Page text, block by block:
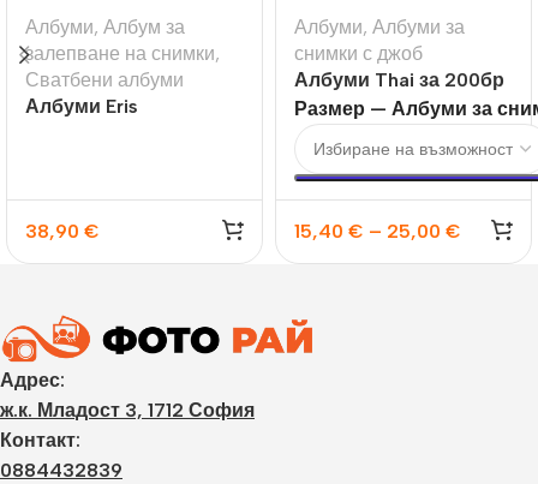
Албуми, Албум за
залепване на снимки,
Сватбени албуми
Албуми Eris
38,90 €
Албуми, Албуми за
снимки с джоб
Албуми Thai за 200бр
10×15 или 13х18
Размер — Албуми за
15,40 € – 25,00 €
Адрес:
ж.к. Младост 3, 1712 София
Контакт:
0884432839